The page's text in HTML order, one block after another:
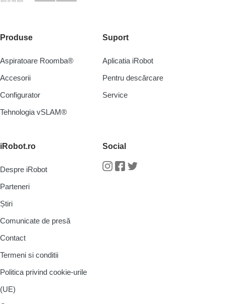
Produse
Aspiratoare Roomba®
Accesorii
Configurator
Tehnologia vSLAM®
Suport
Aplicatia iRobot
Pentru descărcare
Service
iRobot.ro
Despre iRobot
Parteneri
Știri
Comunicate de presă
Contact
Termeni si conditii
Politica privind cookie-urile
(UE)
Social
InstagramFacebook